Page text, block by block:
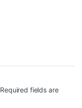
Required fields are